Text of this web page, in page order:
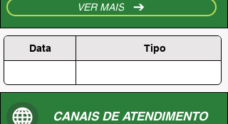
VER MAIS
Data Tipo
CANAIS DE ATENDIMENTO